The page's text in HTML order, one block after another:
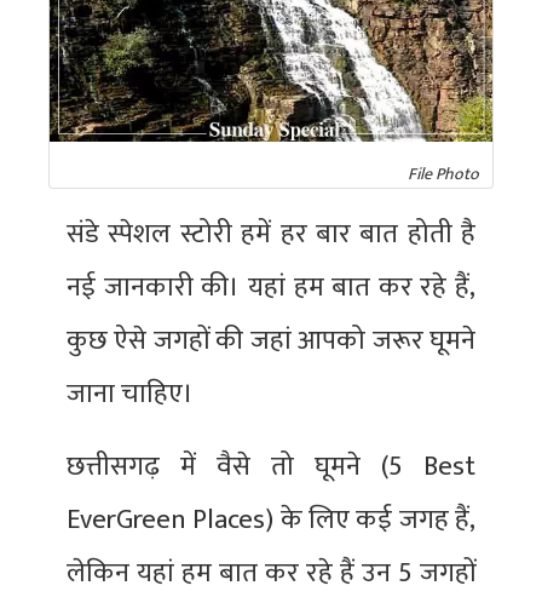
File Photo
संडे स्पेशल स्टोरी हमें हर बार बात होती है
नई जानकारी की। यहां हम बात कर रहे हैं,
कुछ ऐसे जगहों की जहां आपको जरूर घूमने
जाना चाहिए।
छत्तीसगढ़ में वैसे तो घूमने (5 Best
EverGreen Places) के लिए कई जगह हैं,
लेकिन यहां हम बात कर रहे हैं उन 5 जगहों